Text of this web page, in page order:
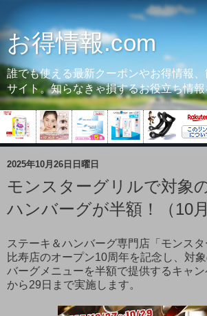
お得情報.com
誰でも使える最新クーポンやお得情報
サイト。知らなきゃ損するお役立ち情報
2025年10月26日日曜日
モンスターグリルで対象
ハンバーグが半額！（10
ステーキ＆ハンバーグ専門店「モンス
比寿店のオープン10周年を記念し、対
バーグメニューを半額で提供するキャ
から29日まで実施します。